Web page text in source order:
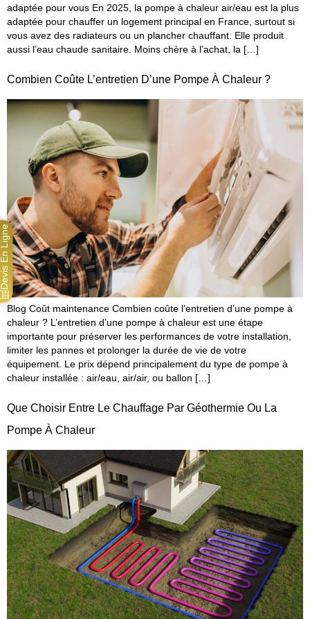
adaptée pour vous En 2025, la pompe à chaleur air/eau est la plus
adaptée pour chauffer un logement principal en France, surtout si
vous avez des radiateurs ou un plancher chauffant. Elle produit
aussi l’eau chaude sanitaire. Moins chère à l’achat, la […]
Combien Coûte L’entretien D’une Pompe À Chaleur ?
Blog Coût maintenance Combien coûte l’entretien d’une pompe à
chaleur ? L’entretien d’une pompe à chaleur est une étape
importante pour préserver les performances de votre installation,
limiter les pannes et prolonger la durée de vie de votre
équipement. Le prix dépend principalement du type de pompe à
chaleur installée : air/eau, air/air, ou ballon […]
Que Choisir Entre Le Chauffage Par Géothermie Ou La
Pompe À Chaleur​
Ligne